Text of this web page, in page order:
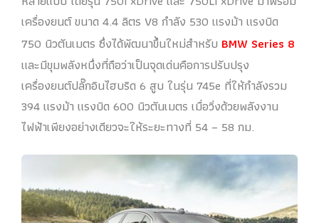
เครื่องยนต์ ขนาด 4.4 ลิตร V8 กำลัง 530 แรงม้า แรงบิด
750 นิวตันเมตร ซึ่งได้พัฒนาขึ้นใหม่สำหรับ BMW Series 8
และมีขุมพลังหนึ่งที่ถือว่าเป็นจุดเด่นคือการปรับปรุง
เครื่องยนต์ปลั๊กอินไฮบริด 6 สูบ ในรุ่น 745e ที่ให้กำลังรวม
394 แรงม้า แรงบิด 600 นิวตันเมตร เมื่อวิ่งด้วยพลังงาน
ไฟฟ้าเพียงอย่างเดียวจะให้ระยะทางที่ 54 – 58 กม.